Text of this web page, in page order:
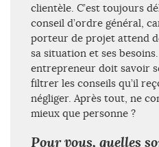
clientèle. C’est toujours
conseil d’ordre général,
porteur de projet attend
sa situation et ses
entrepreneur doit savoir
filtrer les conseils qu’il
négliger. Après tout, ne
mieux que personne ?
Pour vous, quelles